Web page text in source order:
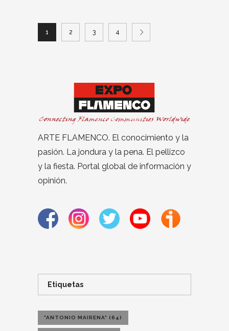
1 2 3 4
ARTE FLAMENCO. El conocimiento y la
pasión. La jondura y la pena. El pellizco
y la fiesta. Portal global de información y
opinión.
Etiquetas
"ANTONIO MAIRENA" (64)